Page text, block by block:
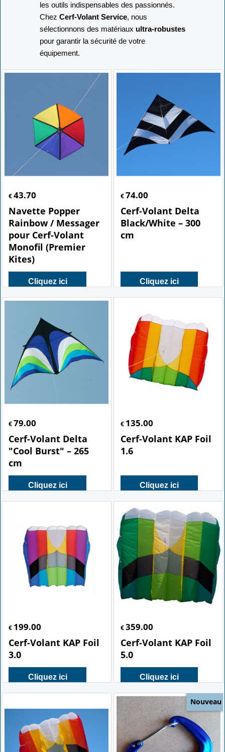
les outils indispensables des passionnés.
Chez Cerf-Volant Service, nous
sélectionnons des matériaux ultra-robustes
pour garantir la sécurité de votre
équipement.
€ 43.70
Navette Popper
Rainbow / Messager
pour Cerf-Volant
Monofil (Premier
Kites)
Cliquez ici
€74.00
Cerf-Volant Delta
Black/White – 300
cm
Cliquez ici
€79.00
Cerf-Volant Delta
"Cool Burst" – 265
cm
€135.00
Cerf-Volant KAP Foil
€ 199.00
Cerf-Volant KAP Foil
3.0
€ 359.00
Cerf-Volant KAP Foil
5.0
Cliquez ici
Nouveau